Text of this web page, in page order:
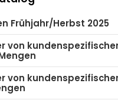
Frühjahr/Herbst 2025
von
von